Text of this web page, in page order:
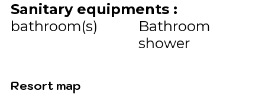
Sanitary equipments :
bathroom(s)
Bathroom
shower
Resort map